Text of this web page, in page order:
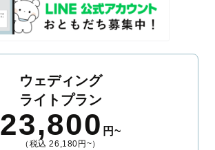
ウェディング
ライトプラン
23,800 円~
（税込 26,180円~）